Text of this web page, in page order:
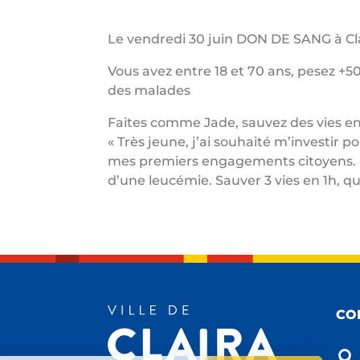
Le vendredi 30 juin DON DE SANG à
Vous avez entre 18 et 70 ans, pesez
des malades
Faites comme Jade, sauvez des vies
« Très jeune, j’ai souhaité m’investir
mes premiers engagements
d’une leucémie. Sauver 3 vies en 1h,